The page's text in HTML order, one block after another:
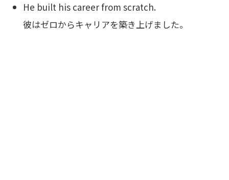
He built his career from scratch.
彼はゼロからキャリアを築き上げました。